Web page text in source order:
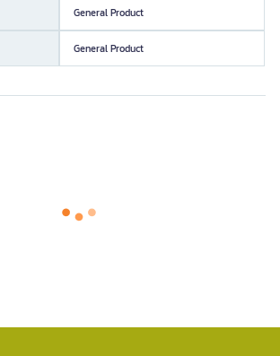
General Product
General Product